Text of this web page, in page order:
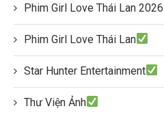
Phim Girl Love Thái Lan 2026
Phim Girl Love Thái Lan
Star Hunter Entertainment
Thư Viện Ảnh